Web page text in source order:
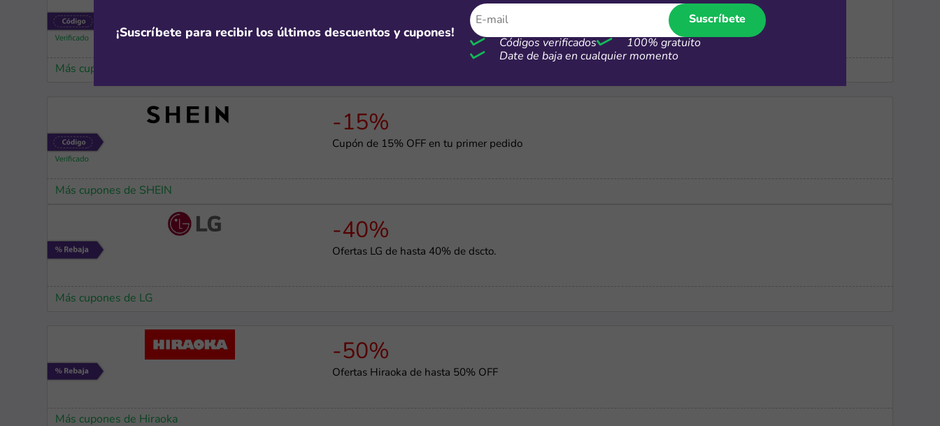
Cupón para recibir regalos en Temu por S/0
Más cupones de Temu
-15%
Cupón de 15% OFF en tu primer pedido
Más cupones de SHEIN
-40%
Ofertas LG de hasta 40% de dscto.
Más cupones de LG
-50%
Ofertas Hiraoka de hasta 50% OFF
Más cupones de Hiraoka
¡Suscríbete para recibir los últimos descuentos y cupones!
Suscríbete
Códigos verificados
100% gratuito
Date de baja en cualquier momento